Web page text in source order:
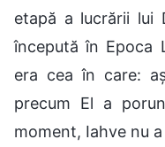
etapă a lucrării lui
începută în Epoca
era cea în care:
precum El a
moment, Iahve nu